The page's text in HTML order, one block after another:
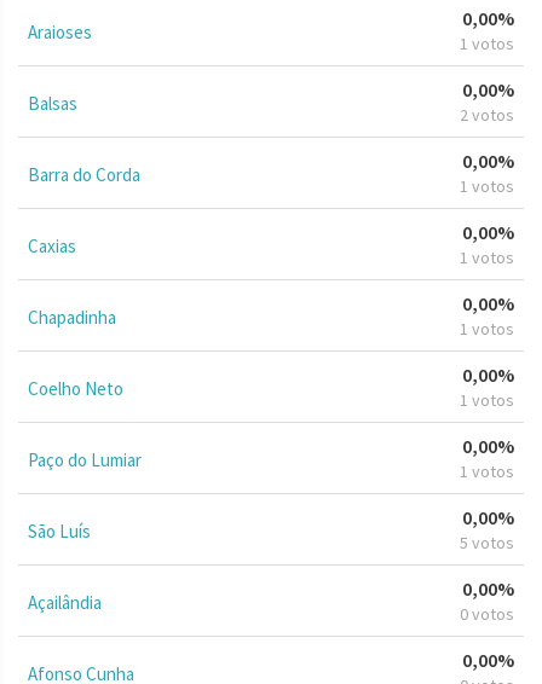
Araioses
0,00%
1 votos
Balsas
0,00%
2 votos
Barra do Corda
0,00%
1 votos
Caxias
0,00%
1 votos
Chapadinha
0,00%
1 votos
Coelho Neto
0,00%
1 votos
Paço do Lumiar
0,00%
1 votos
São Luís
0,00%
5 votos
Açailândia
0,00%
0 votos
Afonso Cunha
0,00%